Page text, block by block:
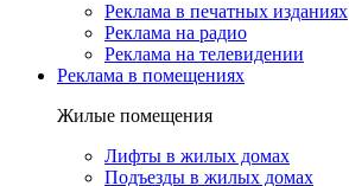
Реклама в печатных изданиях
Реклама на радио
Реклама на телевидении
Реклама в помещениях
Жилые помещения
Лифты в жилых домах
Подъезды в жилых домах